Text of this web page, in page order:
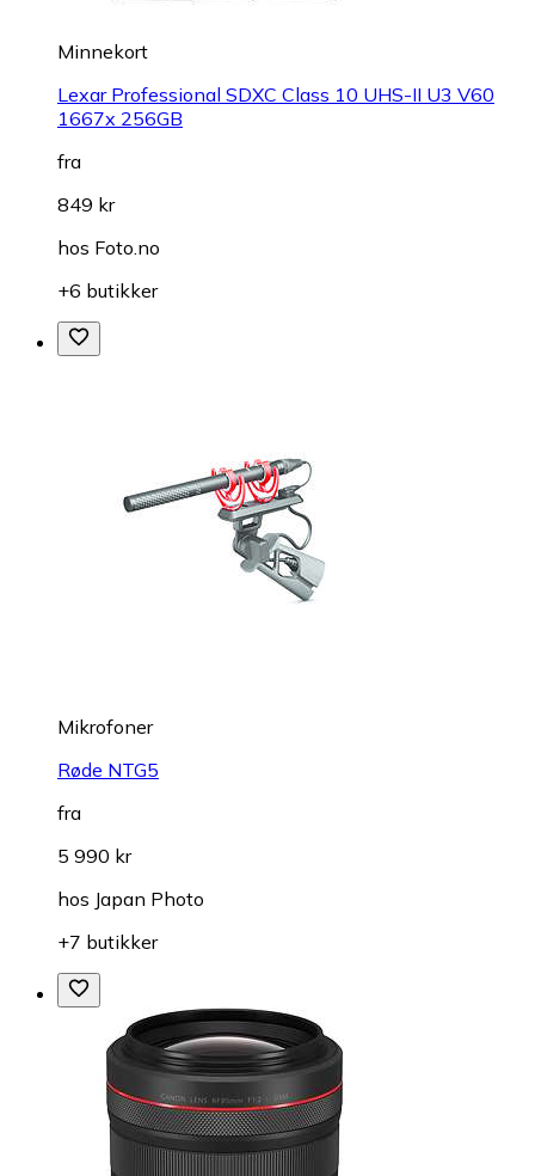
Minnekort
Lexar Professional SDXC Class 10 UHS-II U3 V60
1667x 256GB
fra
849 kr
hos Foto.no
+6 butikker
Mikrofoner
Røde NTG5
fra
5 990 kr
hos Japan Photo
+7 butikker